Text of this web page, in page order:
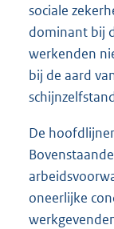
sociale
dominant bij
werkenden
bij de aard
De
oneerlijke